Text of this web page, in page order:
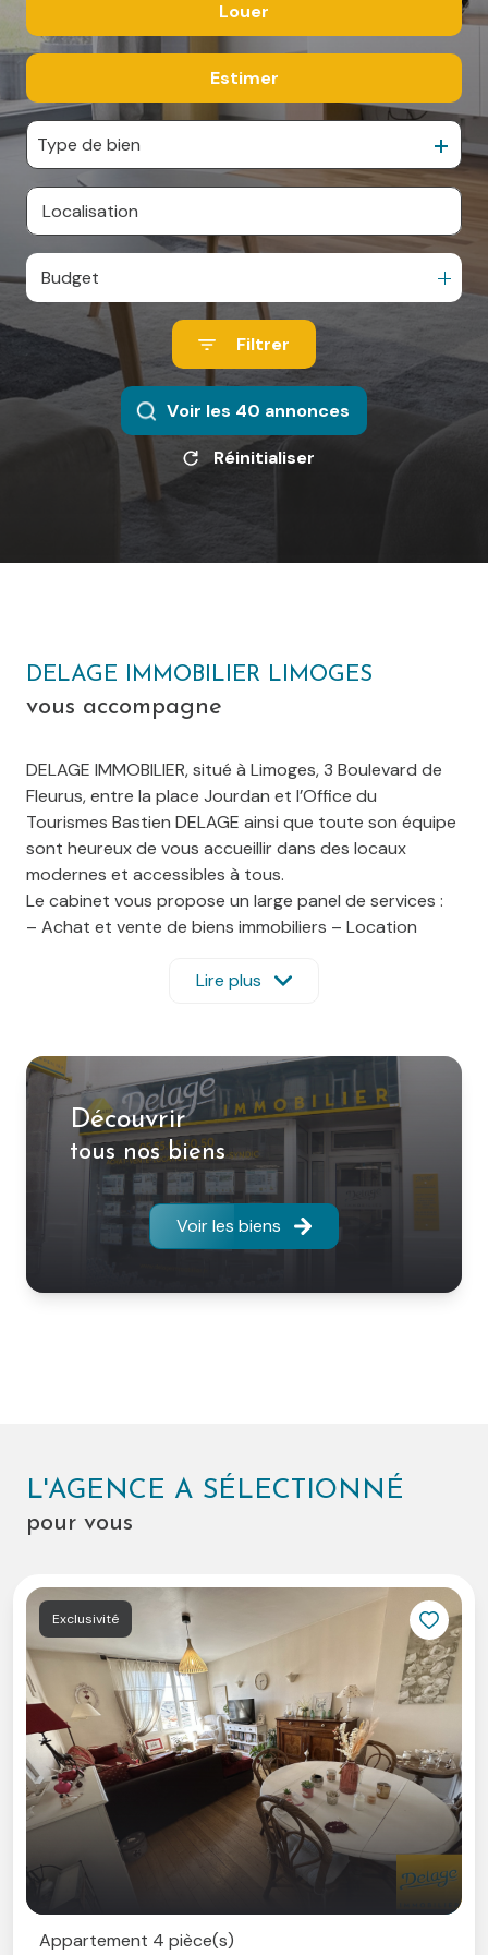
ESPACE
CONTACT
De l'immo pro
Louer
De l'immo pro
Estimer
Type de bien
Budget
Filtrer
Voir les 40 annonces
Réinitialiser
Découvrir
tous nos biens
Voir les biens
DELAGE IMMOBILIER LIMOGES
vous accompagne
DELAGE IMMOBILIER, situé à Limoges, 3 Boulevard de
Fleurus, entre la place Jourdan et l’Office du
Tourismes Bastien DELAGE ainsi que toute son équipe
sont heureux de vous accueillir dans des locaux
modernes et accessibles à tous.
Le cabinet vous propose un large panel de services :
– Achat et vente de biens immobiliers – Location
– Syndic de copropriétés
Venez découvrir nos annonces de ventes et de
locations à Limoges et ses alentours ; appartements
types studio, T1, T2, T3, T4, T5, meublés, résidences de
standing, pavillons, maisons de ville, maisons
bourgeoises, immeubles de rapport, terrains, locaux
commerciaux, bureaux, garages, parkings…
Vous souhaitez vendre, acheter ou louer votre bien,
faire gérer votre patrimoine immobilier, nous sommes
Vous bénéficierez de professionnels réactifs,
12h00 et de 14h00 à 19h00 et le samedi sur rendez-
vous.
A très vite.
Lire plus
L'AGENCE A SÉLECTIONNÉ
pour vous
4 pièce(s)